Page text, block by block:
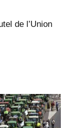
de l’Union